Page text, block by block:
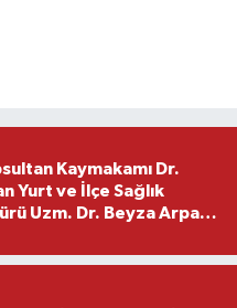
Kaymakamı Dr.
Yurt ve İlçe Sağlık
Uzm. Dr. Beyza Arpacı